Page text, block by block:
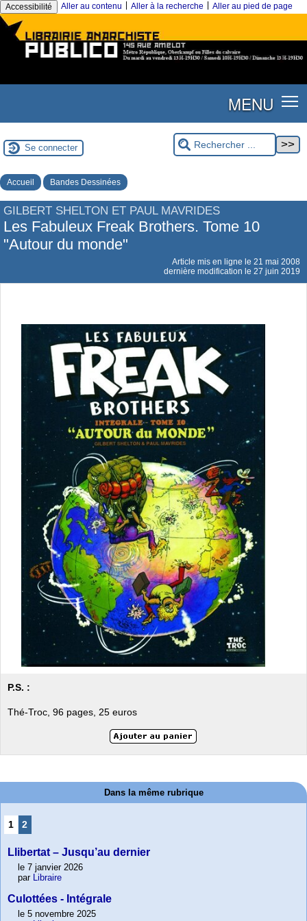
Accessibilité Aller au contenu Aller à la recherche Aller au pied de page
MENU
Se connecter
Accueil Bandes Dessinées
GILBERT SHELTON ET PAUL MAVRIDES
Les Fabuleux Freak Brothers. Tome 10
"Autour du monde"
Article mis en ligne le 21 mai 2008
dernière modification le 27 juin 2019
P.S. :
Thé-Troc, 96 pages, 25 euros
Dans la même rubrique
1 2
Llibertat – Jusqu’au dernier
le 7 janvier 2026
par Libraire
Culottées - Intégrale
le 5 novembre 2025